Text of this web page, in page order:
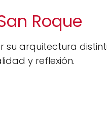
Roque
su arquitectura
y reflexión.